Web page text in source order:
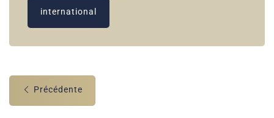
international
Précédente